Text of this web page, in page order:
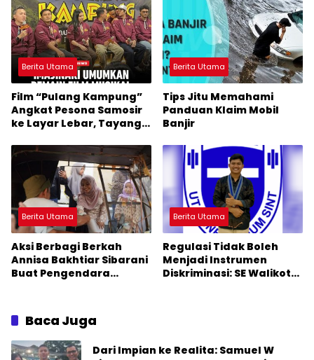
Berita Utama
Film “Pulang Kampung”
Angkat Pesona Samosir
ke Layar Lebar, Tayang
Berita Utama
Tips Jitu Memahami
Panduan Klaim Mobil
Banjir
Berita Utama
Aksi Berbagi Berkah
Annisa Bakhtiar Sibarani
Buat Pengendara
Berita Utama
Regulasi Tidak Boleh
Menjadi Instrumen
Diskriminasi: SE Walikota
Baca Juga
Dari Impian ke Realita: Samuel W